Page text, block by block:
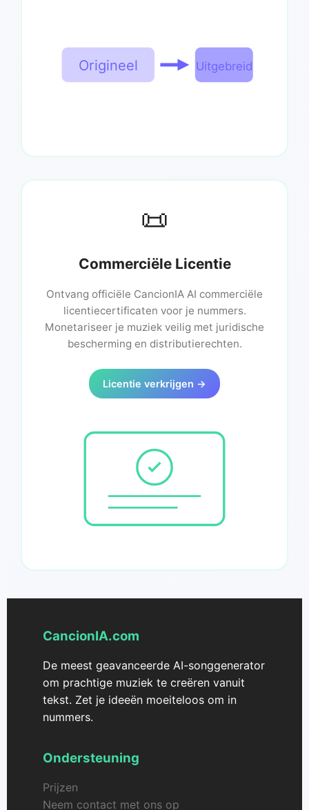
Origineel Uitgebreid
📜
Commerciële Licentie
Ontvang officiële CancionIA AI commerciële
licentiecertificaten voor je nummers.
Monetariseer je muziek veilig met juridische
bescherming en distributierechten.
Licentie verkrijgen →
CancionIA.com
De meest geavanceerde AI-songgenerator
om prachtige muziek te creëren vanuit
tekst. Zet je ideeën moeiteloos om in
nummers.
Ondersteuning
Prijzen
Neem contact met ons op